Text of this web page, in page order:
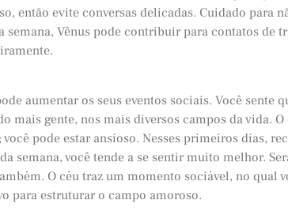
então evite conversas delicadas. Cuidado para
semana, Vênus pode contribuir para contatos de
aumentar os seus eventos sociais. Você sente
mais gente, nos mais diversos campos da vida.
pode estar ansioso. Nesses primeiros dias,
semana, você tende a se sentir muito melhor.
O céu traz um momento sociável, no qual
para estruturar o campo amoroso.